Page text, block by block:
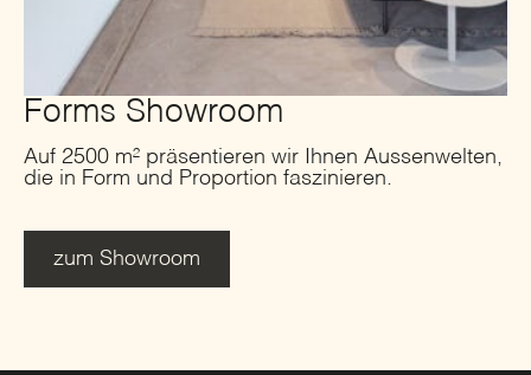
Forms Showroom
Auf 2500 m² präsentieren wir Ihnen Aussenwelten,
die in Form und Proportion faszinieren.
zum Showroom